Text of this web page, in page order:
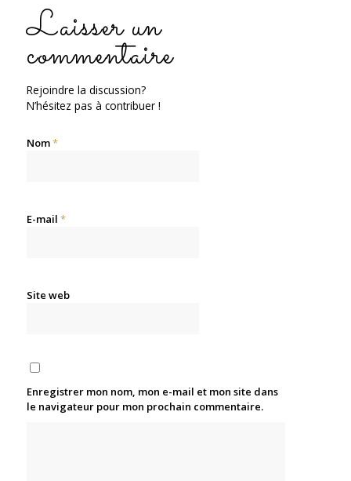
Laisser un
commentaire
Rejoindre la discussion?
N’hésitez pas à contribuer !
Nom*
E-mail *
Site web
Enregistrer mon nom, mon e-mail et mon site dans
le navigateur pour mon prochain commentaire.